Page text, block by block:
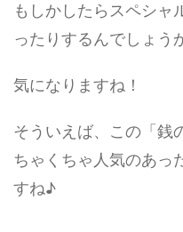
もしかしたらスペシャ
ったりするんでしょう
気になりますね！
そういえば、この「銭
ちゃくちゃ人気のあっ
すね♪